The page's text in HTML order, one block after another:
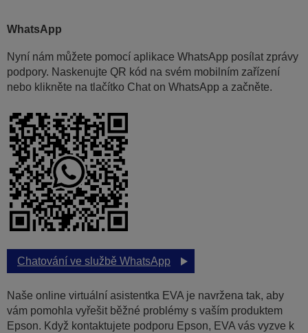
WhatsApp
Nyní nám můžete pomocí aplikace WhatsApp posílat zprávy
podpory. Naskenujte QR kód na svém mobilním zařízení
nebo klikněte na tlačítko Chat on WhatsApp a začněte.
Chatování ve službě WhatsApp
Naše online virtuální asistentka EVA je navržena tak, aby
vám pomohla vyřešit běžné problémy s vaším produktem
Epson. Když kontaktujete podporu Epson, EVA vás vyzve k